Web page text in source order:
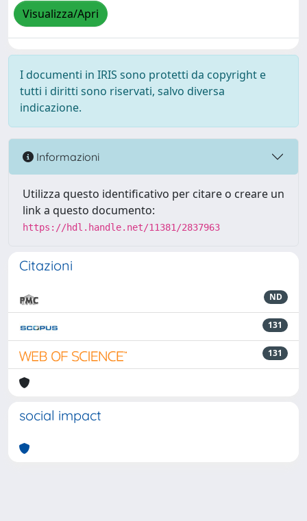
Visualizza/Apri
I documenti in IRIS sono protetti da copyright e
tutti i diritti sono riservati, salvo diversa
indicazione.
Informazioni
Utilizza questo identificativo per citare o creare un
link a questo documento:
https://hdl.handle.net/11381/2837963
Citazioni
ND
131
131
social impact